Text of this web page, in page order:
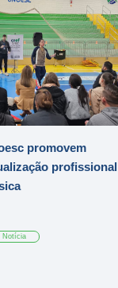
promovem
profissional
Notícia